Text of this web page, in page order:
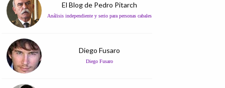
El Blog de Pedro Pitarch
Análisis independiente y serio para personas cabales
Diego Fusaro
Diego Fusaro